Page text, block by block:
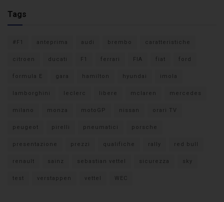
Tags
#F1 anteprima audi brembo caratteristiche
citroen ducati F1 ferrari FIA fiat ford
formula E gara hamilton hyundai imola
lamborghini leclerc libere mclaren mercedes
milano monza motoGP nissan orari TV
peugeot pirelli pneumatici porsche
presentazione prezzi qualifiche rally red bull
renault sainz sebastian vettel sicurezza sky
test verstappen vettel WEC